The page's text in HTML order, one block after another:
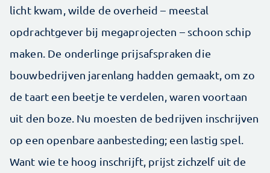
licht kwam, wilde de overheid – meestal
opdrachtgever bij megaprojecten – schoon schip
maken. De onderlinge prijsafspraken die
bouwbedrijven jarenlang hadden gemaakt, om zo
de taart een beetje te verdelen, waren voortaan
uit den boze. Nu moesten de bedrijven inschrijven
op een openbare aanbesteding; een lastig spel.
Want wie te hoog inschrijft, prijst zichzelf uit de